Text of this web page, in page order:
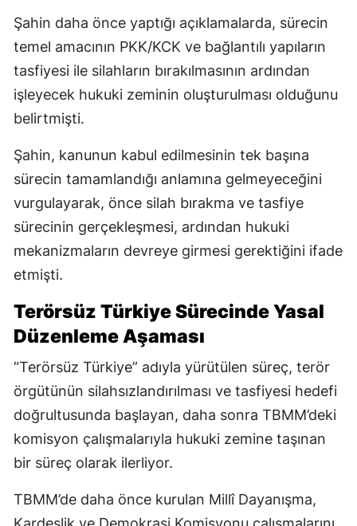
Şahin daha önce yaptığı açıklamalarda, sürecin
temel amacının PKK/KCK ve bağlantılı yapıların
tasfiyesi ile silahların bırakılmasının ardından
işleyecek hukuki zeminin oluşturulması olduğunu
belirtmişti.
Şahin, kanunun kabul edilmesinin tek başına
sürecin tamamlandığı anlamına gelmeyeceğini
vurgulayarak, önce silah bırakma ve tasfiye
sürecinin gerçekleşmesi, ardından hukuki
mekanizmaların devreye girmesi gerektiğini ifade
etmişti.
Terörsüz Türkiye Sürecinde Yasal
Düzenleme Aşaması
“Terörsüz Türkiye” adıyla yürütülen süreç, terör
örgütünün silahsızlandırılması ve tasfiyesi hedefi
doğrultusunda başlayan, daha sonra TBMM’deki
komisyon çalışmalarıyla hukuki zemine taşınan
bir süreç olarak ilerliyor.
TBMM’de daha önce kurulan Millî Dayanışma,